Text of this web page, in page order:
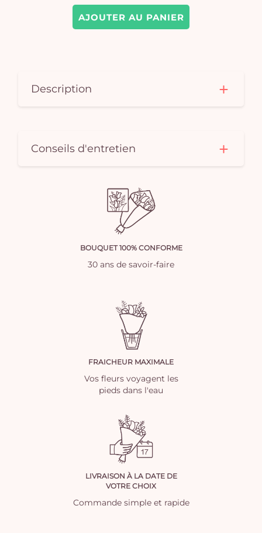
AJOUTER AU PANIER
Description
Conseils d'entretien
BOUQUET 100% CONFORME
30 ans de savoir-faire
FRAICHEUR MAXIMALE
Vos fleurs voyagent les
pieds dans l'eau
LIVRAISON À LA DATE DE
VOTRE CHOIX
Commande simple et rapide